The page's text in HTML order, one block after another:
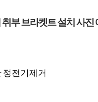
부 브라켓트 설치 사진
정전기제거